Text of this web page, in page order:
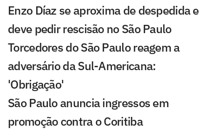
Enzo Díaz se aproxima de despedida e
deve pedir rescisão no São Paulo
Torcedores do São Paulo reagem a
adversário da Sul-Americana:
'Obrigação'
São Paulo anuncia ingressos em
promoção contra o Coritiba